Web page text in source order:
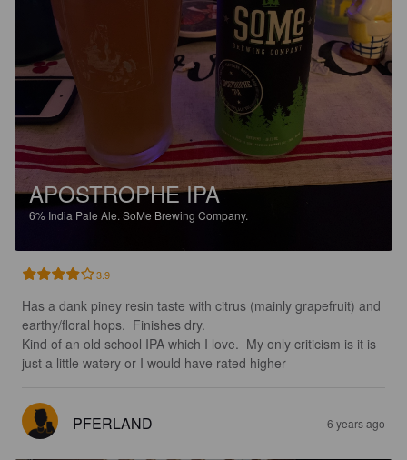
APOSTROPHE IPA
6% India Pale Ale. SoMe Brewing Company.
3.9
Has a dank piney resin taste with citrus (mainly grapefruit) and
earthy/floral hops.  Finishes dry.
Kind of an old school IPA which I love.  My only criticism is it is
just a little watery or I would have rated higher
PFERLAND 6 years ago